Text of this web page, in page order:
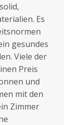
Es
gesundes
Viele der
Preis
und
mit den
Zimmer